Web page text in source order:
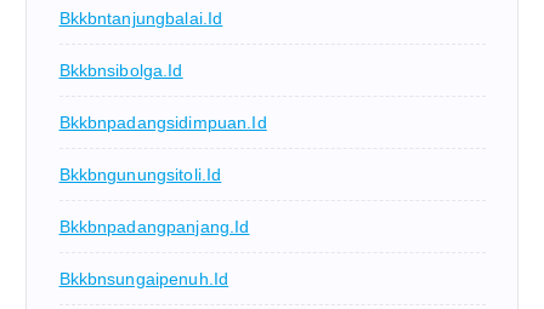
Bkkbntanjungbalai.id
Bkkbnsibolga.id
Bkkbnpadangsidimpuan.id
Bkkbngunungsitoli.id
Bkkbnpadangpanjang.id
Bkkbnsungaipenuh.id